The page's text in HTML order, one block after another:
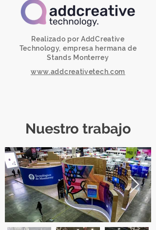
Realizado por AddCreative
Technology, empresa hermana de
Stands Monterrey
www.addcreativetech.com
Nuestro trabajo